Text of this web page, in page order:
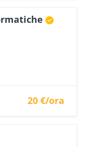
20 €/ora